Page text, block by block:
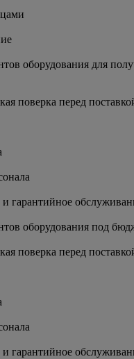
оборудования для
поверка перед
гарантийное
оборудования под
поверка перед
гарантийное